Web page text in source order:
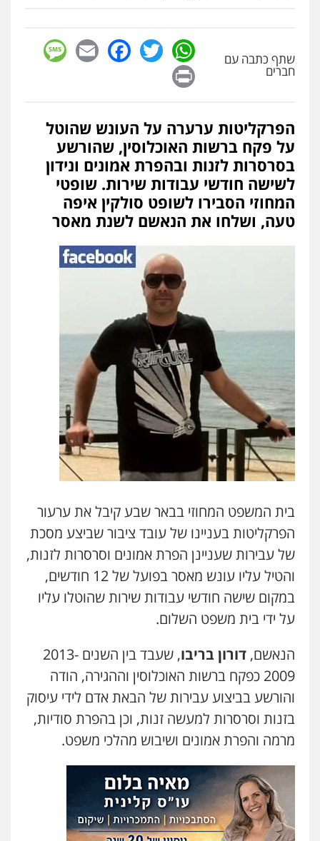
שתף כתבה עם
חברים
WhatsApp
Twitter
Facebook
Email
הפרקליטות ערערה על העונש שהוטל
על פקח ברשות האוכלוסין, שהורשע
בסרסרות לזנות ובהפרת אמונים ונידון
לשישה חודשי עבודות שירות. שופטי
המחוזי הסבירו לשופט סולקין איפה
טעה, ושלחו את הנאשם לשנת מאסר
בית המשפט המחוזי בבאר שבע קיבל את ערעור
הפרקליטות בעניינו של עובד ציבור שביצע מסכת
של עבירות שעניינן הפרת אמונים וסרסרות לזנות,
והטיל עליו עונש מאסר בפועל של 12 חודשים,
במקום שישה חודשי עבודות שירות שהוטלו עליו
על ידי בית משפט השלום.
הנאשם, דורון בריבו
, שעבד בין השנים 2013-
2009 כפקח ברשות האוכלוסין וההגירה, הודה
והורשע בביצוע עבירות של הבאת אדם לידי עיסוק
בזנות וסרסרות למעשה זנות, וכן בהפרת סודיות,
מרמה והפרת אמונים ושיבוש מהלכי משפט.